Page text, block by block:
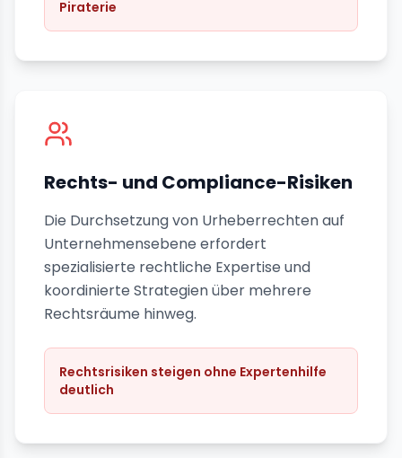
Piraterie
Rechts- und Compliance-Risiken
Die Durchsetzung von Urheberrechten auf
Unternehmensebene erfordert
spezialisierte rechtliche Expertise und
koordinierte Strategien über mehrere
Rechtsräume hinweg.
Rechtsrisiken steigen ohne Expertenhilfe
deutlich